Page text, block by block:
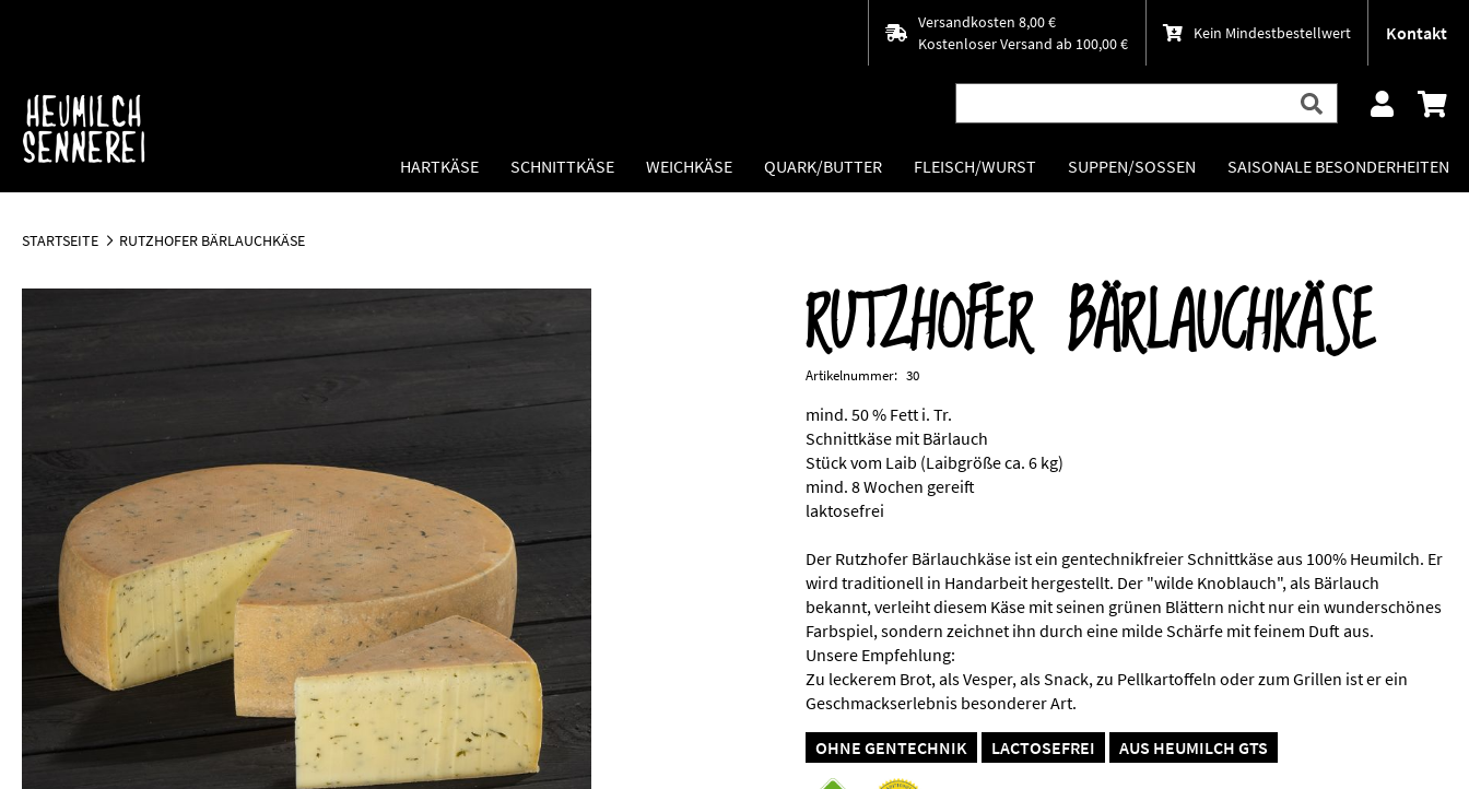
Inhalt
Versandkosten 8,00 €
Kostenloser Versand ab 100,00 €
Kein Mindestbestellwert Kontakt
HARTKÄSE SCHNITTKÄSE WEICHKÄSE QUARK/BUTTER FLEISCH/WURST SUPPEN/SOSSEN SAISONALE BESONDERHEITEN
STARTSEITE RUTZHOFER BÄRLAUCHKÄSE
RUTZHOFER BÄRLAUCHKÄSE
Artikelnummer 30
mind. 50 % Fett i. Tr.
Schnittkäse mit Bärlauch
Stück vom Laib (Laibgröße ca. 6 kg)
mind. 8 Wochen gereift
laktosefrei
Der Rutzhofer Bärlauchkäse ist ein gentechnikfreier Schnittkäse aus 100% Heumilch. Er
wird traditionell in Handarbeit hergestellt. Der "wilde Knoblauch", als Bärlauch
bekannt, verleiht diesem Käse mit seinen grünen Blättern nicht nur ein wunderschönes
Farbspiel, sondern zeichnet ihn durch eine milde Schärfe mit feinem Duft aus.
Unsere Empfehlung:
Zu leckerem Brot, als Vesper, als Snack, zu Pellkartoffeln oder zum Grillen ist er ein
Geschmackserlebnis besonderer Art.
OHNE GENTECHNIK LACTOSEFREI AUS HEUMILCH GTS
Ende